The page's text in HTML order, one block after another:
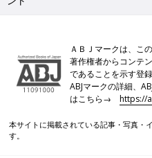
ＡＢＪマークは、こ
著作権者からコンテ
であることを示す登
ABJマークの詳細、
はこちら→https://
本サイトに掲載されている記事・写真・
す。